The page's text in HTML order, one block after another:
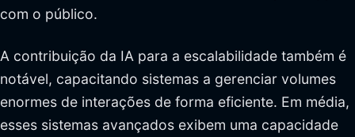
com o público.
A contribuição da IA para a escalabilidade também é
notável, capacitando sistemas a gerenciar volumes
enormes de interações de forma eficiente. Em média,
esses sistemas avançados exibem uma capacidade